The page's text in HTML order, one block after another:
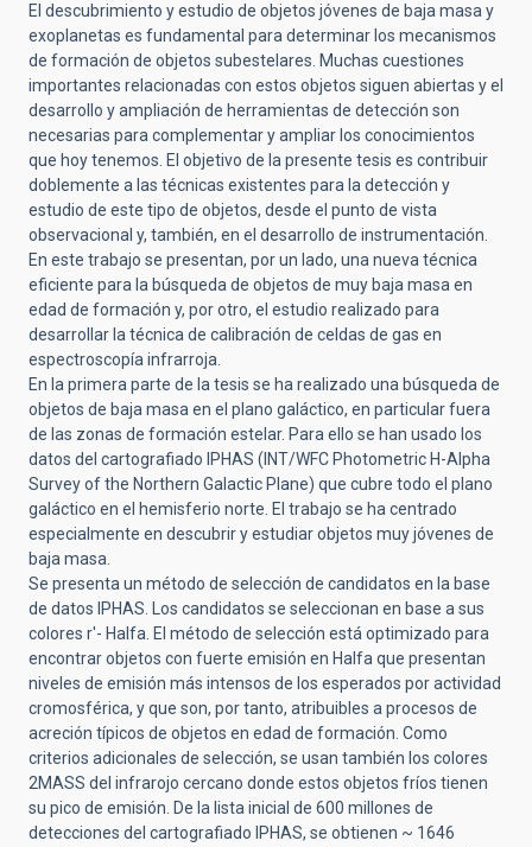
El descubrimiento y estudio de objetos jóvenes de baja masa y
exoplanetas es fundamental para determinar los mecanismos
de formación de objetos subestelares. Muchas cuestiones
importantes relacionadas con estos objetos siguen abiertas y el
desarrollo y ampliación de herramientas de detección son
necesarias para complementar y ampliar los conocimientos
que hoy tenemos. El objetivo de la presente tesis es contribuir
doblemente a las técnicas existentes para la detección y
estudio de este tipo de objetos, desde el punto de vista
observacional y, también, en el desarrollo de instrumentación.
En este trabajo se presentan, por un lado, una nueva técnica
eficiente para la búsqueda de objetos de muy baja masa en
edad de formación y, por otro, el estudio realizado para
desarrollar la técnica de calibración de celdas de gas en
espectroscopía infrarroja.
En la primera parte de la tesis se ha realizado una búsqueda de
objetos de baja masa en el plano galáctico, en particular fuera
de las zonas de formación estelar. Para ello se han usado los
datos del cartografiado IPHAS (INT/WFC Photometric H-Alpha
Survey of the Northern Galactic Plane) que cubre todo el plano
galáctico en el hemisferio norte. El trabajo se ha centrado
especialmente en descubrir y estudiar objetos muy jóvenes de
baja masa.
Se presenta un método de selección de candidatos en la base
de datos IPHAS. Los candidatos se seleccionan en base a sus
colores r'- Halfa. El método de selección está optimizado para
encontrar objetos con fuerte emisión en Halfa que presentan
niveles de emisión más intensos de los esperados por actividad
cromosférica, y que son, por tanto, atribuibles a procesos de
acreción típicos de objetos en edad de formación. Como
criterios adicionales de selección, se usan también los colores
2MASS del infrarojo cercano donde estos objetos fríos tienen
su pico de emisión. De la lista inicial de 600 millones de
detecciones del cartografiado IPHAS, se obtienen ~ 1646